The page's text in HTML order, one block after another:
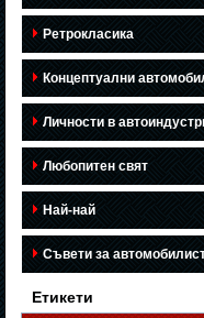
Ретрокласика
Концептуални
Личности в
Любопитен свят
Най-най
Съвети за
Етикети